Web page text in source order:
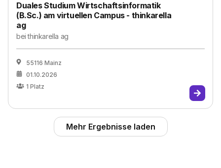
Duales Studium Wirtschaftsinformatik
(B.Sc.) am virtuellen Campus - thinkarella
ag
beithinkarella ag
55116 Mainz
01.10.2026
1 Platz
Mehr Ergebnisse laden